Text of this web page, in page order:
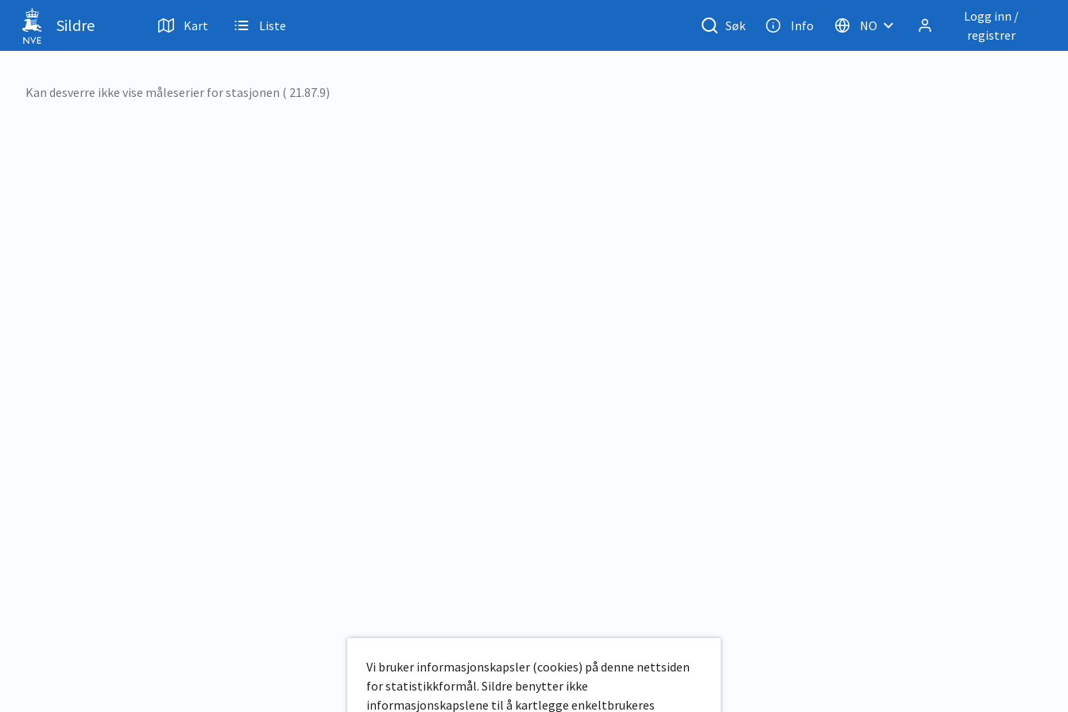
Hopp til hovedinnhold
Sildre Kart Liste Søk Info NO
Logg inn /
registrer
Kan desverre ikke vise måleserier for stasjonen ( 21.87.9)
Vi bruker informasjonskapsler (cookies) på denne nettsiden
for statistikkformål. Sildre benytter ikke
informasjonskapslene til å kartlegge enkeltbrukeres